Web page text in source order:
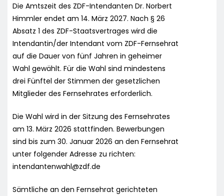
Die Amtszeit des ZDF-Intendanten Dr. Norbert
Himmler endet am 14. März 2027. Nach § 26
Absatz 1 des ZDF-Staatsvertrages wird die
Intendantin/der Intendant vom ZDF-Fernsehrat
auf die Dauer von fünf Jahren in geheimer
Wahl gewählt. Für die Wahl sind mindestens
drei Fünftel der Stimmen der gesetzlichen
Mitglieder des Fernsehrates erforderlich.
Die Wahl wird in der Sitzung des Fernsehrates
am 13. März 2026 stattfinden. Bewerbungen
sind bis zum 30. Januar 2026 an den Fernsehrat
unter folgender Adresse zu richten:
intendantenwahl@zdf.de
Sämtliche an den Fernsehrat gerichteten